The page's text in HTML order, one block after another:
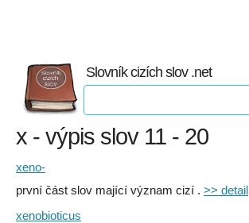
Slovník cizích slov .net
x - výpis slov 11 - 20
xeno-
první část slov mající význam cizí . >> detail
xenobioticus